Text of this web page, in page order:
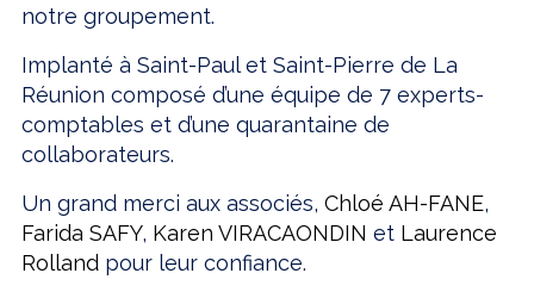
notre groupement.
Implanté à Saint-Paul et Saint-Pierre de La
Réunion composé d’une équipe de 7 experts-
comptables et d’une quarantaine de
collaborateurs.
Un grand merci aux associés, Chloé AH-FANE,
Farida SAFY, Karen VIRACAONDIN et Laurence
Rolland pour leur confiance.